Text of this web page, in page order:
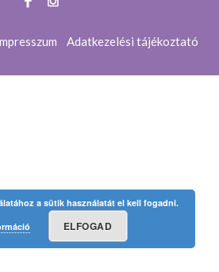
Adatkezelési tájékoztató
a sütik használatát el kell fogadni.
ELFOGAD